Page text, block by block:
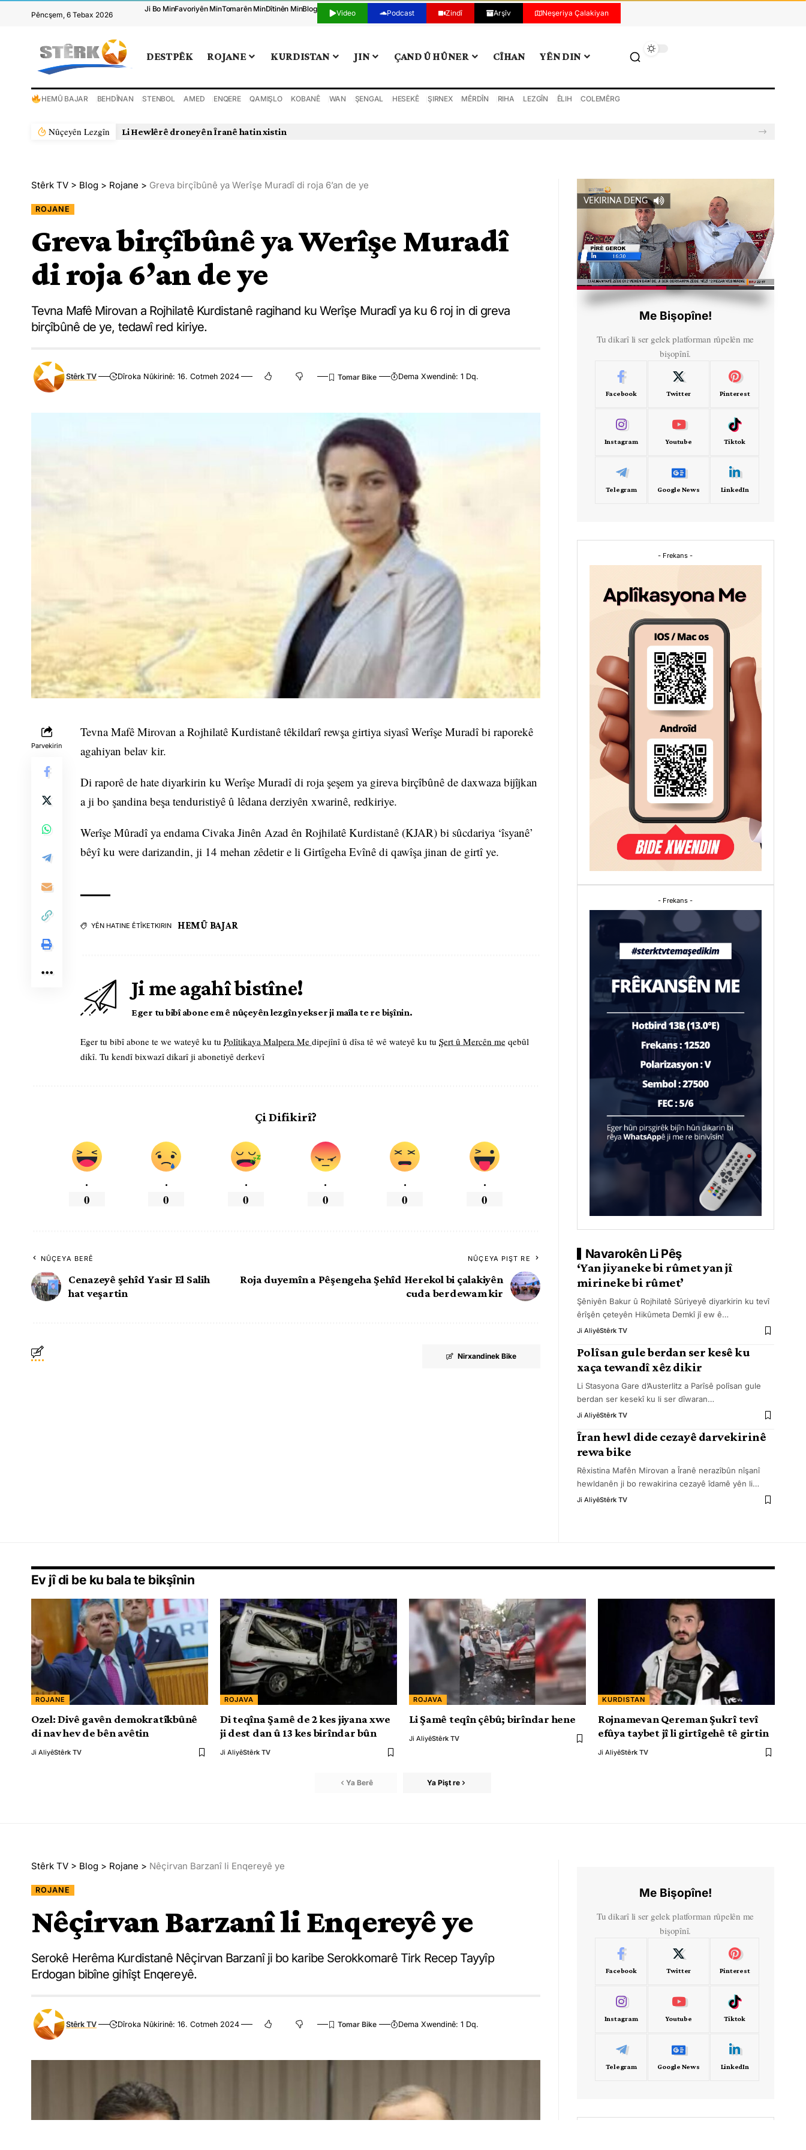
Pêncşem, 6 Tebax 2026
Ji Bo MinFavoriyên MinTomarên MinDîtinên MinBlog Video Podcast Zindî Arşîv Neşeriya Çalakiyan
DESTPÊK ROJANE KURDISTAN JIN ÇAND Û HÛNER CÎHAN YÊN DIN
HEMÛ BAJAR BEHDÎNAN STENBOL AMED ENQERE QAMIŞLO KOBANÊ WAN ŞENGAL HESEKÊ ŞIRNEX MÊRDÎN RIHA LEZGÎN ÊLIH COLEMÊRG
Nûçeyên Lezgîn Li Hewlêrê droneyên Îranê hatin xistin
Stêrk TV > Blog > Rojane > Greva birçîbûnê ya Werîşe Muradî di roja 6’an de ye
ROJANE
Greva birçîbûnê ya Werîşe Muradî
di roja 6’an de ye
Tevna Mafê Mirovan a Rojhilatê Kurdistanê ragihand ku Werîşe Muradî ya ku 6 roj in di greva
birçîbûnê de ye, tedawî red kiriye.
Stêrk TV Dîroka Nûkirinê: 16. Cotmeh 2024 Dema Xwendinê: 1 Dq.
Parvekirin
Tevna Mafê Mirovan a Rojhilatê Kurdistanê têkildarî rewşa girtiya siyasî Werîşe Muradî bi raporekê
agahiyan belav kir.
Di raporê de hate diyarkirin ku Werîşe Muradî di roja şeşem ya gireva birçîbûnê de daxwaza bijîjkan
a ji bo şandina beşa tenduristiyê û lêdana derziyên xwarinê, redkiriye.
Werîşe Mûradî ya endama Civaka Jinên Azad ên Rojhilatê Kurdistanê (KJAR) bi sûcdariya ‘îsyanê’
bêyî ku were darizandin, ji 14 mehan zêdetir e li Girtîgeha Evînê di qawîşa jinan de girtî ye.
YÊN HATINE ÊTÎKETKIRIN HEMÛ BAJAR
Ji me agahî bistîne!
Eger tu bibî abone em ê nûçeyên lezgîn yekser ji maîla te re bişînin.
Eger tu bibî abone te we wateyê ku tu Polîtikaya Malpera Me dipejînî û dîsa tê wê wateyê ku tu Şert û Mercên me qebûl
dikî. Tu kendî bixwazî dikarî ji abonetiyê derkevî
Çi Difikirî?
.
0
.
0
.
0
.
0
.
0
.
0
NÛÇEYA BERÊ
Cenazeyê şehîd Yasir El Salih
hat veşartin
NÛÇEYA PIŞT RE
Roja duyemîn a Pêşengeha Şehîd Herekol bi çalakiyên
cuda berdewam kir
Nirxandinek Bike
VEKIRINA DENG
Me Bişopîne!
Tu dikarî li ser gelek platforman rûpelên me
bişopînî.
Facebook Twitter Pinterest
Instagram Youtube Tiktok
Telegram Google News LinkedIn
- Frekans -
- Frekans -
Navarokên Li Pêş
‘Yan jiyaneke bi rûmet yan jî
mirineke bi rûmet’
Şêniyên Bakur û Rojhilatê Sûriyeyê diyarkirin ku tevî
êrîşên çeteyên Hikûmeta Demkî jî ew ê…
Ji AliyêStêrk TV
Polîsan gule berdan ser kesê ku
xaça tewandî xêz dikir
Li Stasyona Gare d’Austerlitz a Parîsê polîsan gule
berdan ser kesekî ku li ser dîwaran…
Ji AliyêStêrk TV
Îran hewl dide cezayê darvekirinê
rewa bike
Rêxistina Mafên Mirovan a Îranê nerazîbûn nîşanî
hewldanên ji bo rewakirina cezayê îdamê yên li…
Ji AliyêStêrk TV
Ev jî di be ku bala te bikşînin
ROJANE
Ozel: Divê gavên demokratîkbûnê
di nav hev de bên avêtin
Ji AliyêStêrk TV
ROJAVA
Di teqîna Şamê de 2 kes jiyana xwe
ji dest dan û 13 kes birîndar bûn
Ji AliyêStêrk TV
ROJAVA
Li Şamê teqîn çêbû; birîndar hene
Ji AliyêStêrk TV
KURDISTAN
Rojnamevan Qereman Şukrî tevî
efûya taybet jî li girtîgehê tê girtin
Ji AliyêStêrk TV
Ya Berê Ya Pişt re
Stêrk TV > Blog > Rojane > Nêçirvan Barzanî li Enqereyê ye
ROJANE
Nêçirvan Barzanî li Enqereyê ye
Serokê Herêma Kurdistanê Nêçirvan Barzanî ji bo karibe Serokkomarê Tirk Recep Tayyîp
Erdogan bibîne gihîşt Enqereyê.
Stêrk TV Dîroka Nûkirinê: 16. Cotmeh 2024 Dema Xwendinê: 1 Dq.
Me Bişopîne!
Tu dikarî li ser gelek platforman rûpelên me
bişopînî.
Facebook Twitter Pinterest
Instagram Youtube Tiktok
Telegram Google News LinkedIn